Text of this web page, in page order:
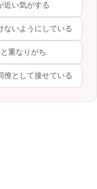
近い気がする
ないようにしている
重なりがち
僚として接せている